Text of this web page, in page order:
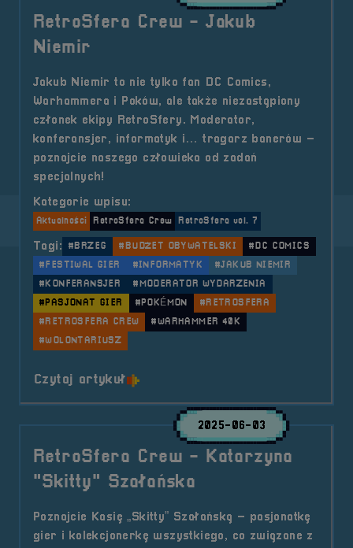
RetroSfera Crew - Jakub
Niemir
Jakub Niemir to nie tylko fan DC Comics,
Warhammera i Poków, ale także niezastąpiony
członek ekipy RetroSfery. Moderator,
konferansjer, informatyk i… tragarz banerów –
poznajcie naszego człowieka od zadań
specjalnych!
Kategorie wpisu:
Aktualności RetroSfera Crew RetroSfera vol. 7
Tagi: #BRZEG #BUDŻET OBYWATELSKI
#DC COMICS
#FESTIWAL GIER
#INFORMATYK
#JAKUB NIEMIR
#KONFERANSJER
#MODERATOR WYDARZENIA
#PASJONAT GIER
#POKÉMON
#RETROSFERA
#RETROSFERA CREW
#WARHAMMER 40K
#WOLONTARIUSZ
Czytaj artykuło tytule RetroSfera Crew
2025-06-03
RetroSfera Crew - Katarzyna
"Skitty" Szałańska
Poznajcie Kasię „Skitty” Szałańską – pasjonatkę
gier i kolekcjonerkę wszystkiego, co związane z